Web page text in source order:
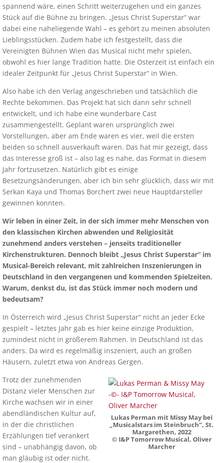
spannend wäre, einen Schritt weiterzugehen und ein ganzes
Stück auf die Bühne zu bringen. „Jesus Christ Superstar“ war
dabei eine naheliegende Wahl – es gehört zu meinen absoluten
Lieblingsstücken. Zudem habe ich festgestellt, dass die
Vereinigten Bühnen Wien das Musical nicht mehr spielen,
obwohl es hier lange Tradition hatte. Die Osterzeit ist einfach ein
idealer Zeitpunkt für „Jesus Christ Superstar“ in Wien.
Also habe ich den Verlag angeschrieben und tatsächlich die
Rechte bekommen. Das Projekt hat sich dann sehr schnell
entwickelt, und ich habe eine wunderbare Cast
zusammengestellt. Geplant waren ursprünglich zwei
Vorstellungen, aber am Ende waren es vier, weil die ersten
beiden so schnell ausverkauft waren. Das hat mir gezeigt, dass
das Interesse groß ist – also lag es nahe, das Format in diesem
Jahr fortzusetzen. Natürlich gibt es einige
Besetzungsänderungen, aber ich bin sehr glücklich, dass wir mit
Serkan Kaya und Thomas Borchert zwei neue Hauptdarsteller
gewinnen konnten.
Wir leben in einer Zeit, in der sich immer mehr Menschen von
den klassischen Kirchen abwenden und Religiosität
zunehmend anders verstehen – jenseits traditioneller
Kirchenstrukturen. Dennoch bleibt „Jesus Christ Superstar“ im
Musical-Bereich relevant, mit zahlreichen Inszenierungen in
Deutschland in den vergangenen und kommenden Spielzeiten.
Warum, denkst du, ist das Stück immer noch modern und
bedeutsam?
In Österreich wird „Jesus Christ Superstar“ nicht an jeder Ecke
gespielt – letztes Jahr gab es hier keine einzige Produktion,
zumindest nicht in größerem Rahmen. In Deutschland ist das
anders. Da wird es regelmäßig inszeniert, auch an großen
Häusern, zuletzt etwa von Andreas Gergen.
Lukas Perman mit Missy May bei
„Musicalstars im Steinbruch“, St.
Margarethen, 2022
© I&P Tomorrow Musical, Oliver
Marcher
Trotz der zunehmenden
Distanz vieler Menschen zur
Kirche wachsen wir in einer
abendländischen Kultur auf,
in der die christlichen
Erzählungen tief verankert
sind – unabhängig davon, ob
man gläubig ist oder nicht.